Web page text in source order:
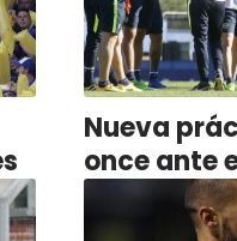
Nueva
once ante